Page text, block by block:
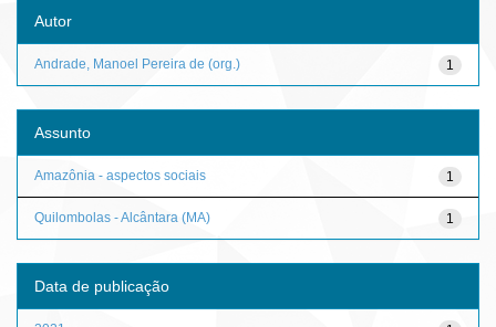
Autor
1
Andrade, Manoel Pereira de (org.)
Assunto
1
Amazônia - aspectos sociais
1
Quilombolas - Alcântara (MA)
Data de publicação